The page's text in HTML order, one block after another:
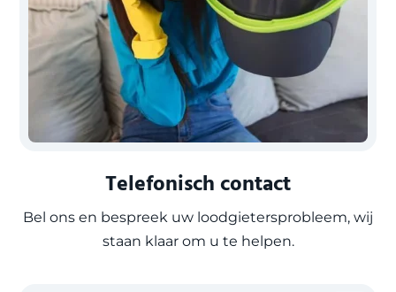
Telefonisch contact
Bel ons en bespreek uw loodgietersprobleem, wij
staan klaar om u te helpen.